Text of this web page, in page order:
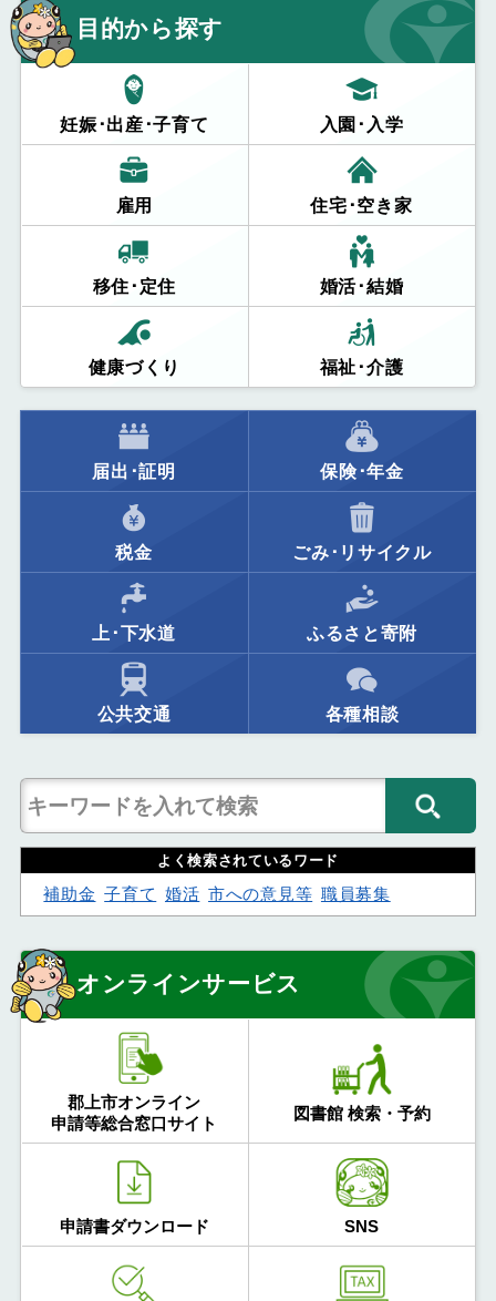
目的から探す
妊娠･出産･子育て 入園･入学
雇用 住宅･空き家
移住･定住 婚活･結婚
健康づくり 福祉･介護
届出･証明 保険･年金
税金 ごみ･リサイクル
上･下水道 ふるさと寄附
公共交通 各種相談
よく検索されているワード
補助金 子育て 婚活 市への意見等 職員募集
オンラインサービス
郡上市オンライン
申請等総合窓口サイト
図書館 検索・予約
申請書ダウンロード SNS